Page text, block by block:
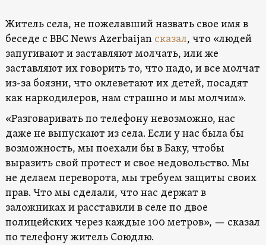
Житель села, не пожелавший назвать свое имя в
беседе с BBC News Azerbaijan сказал, что «людей
запугивают и заставляют молчать, или же
заставляют их говорить то, что надо, и все молчат
из-за боязни, что оклеветают их детей, посадят
как наркодилеров, нам страшно и мы молчим».
«Разговаривать по телефону невозможно, нас
даже не выпускают из села. Если у нас была бы
возможность, мы поехали бы в Баку, чтобы
выразить свой протест и свое недовольство. Мы
не делаем переворота, мы требуем защиты своих
прав. Что мы сделали, что нас держат в
заложниках и расставили в селе по двое
полицейских через каждые 100 метров», — сказал
по телефону житель Союдлю.